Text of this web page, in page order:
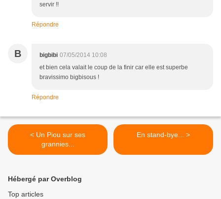
servir !!
Répondre
B bigbibi 07/05/2014 10:08
et bien cela valait le coup de la finir car elle est superbe
bravissimo bigbisous !
Répondre
< Un Piou sur ses
grannies...
En stand-bye... >
Hébergé par Overblog
Top articles